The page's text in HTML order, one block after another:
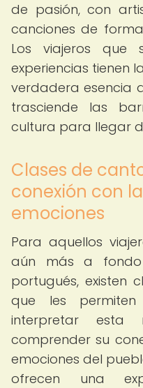
de pasión, con
canciones de
Los viajeros que
experiencias tienen
verdadera esencia
trasciende las
cultura para llegar
Clases de
conexión con
emociones
Para aquellos
aún más a
portugués, existen
que les
interpretar esta
comprender su
emociones del
ofrecen una